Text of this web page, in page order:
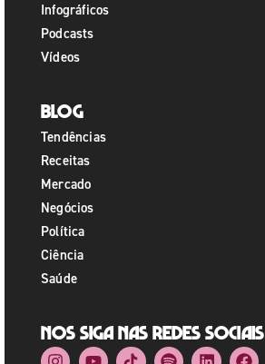
Infográficos
Podcasts
Vídeos
Blog
Tendências
Receitas
Mercado
Negócios
Política
Ciência
Saúde
Nos siga nas redes sociais